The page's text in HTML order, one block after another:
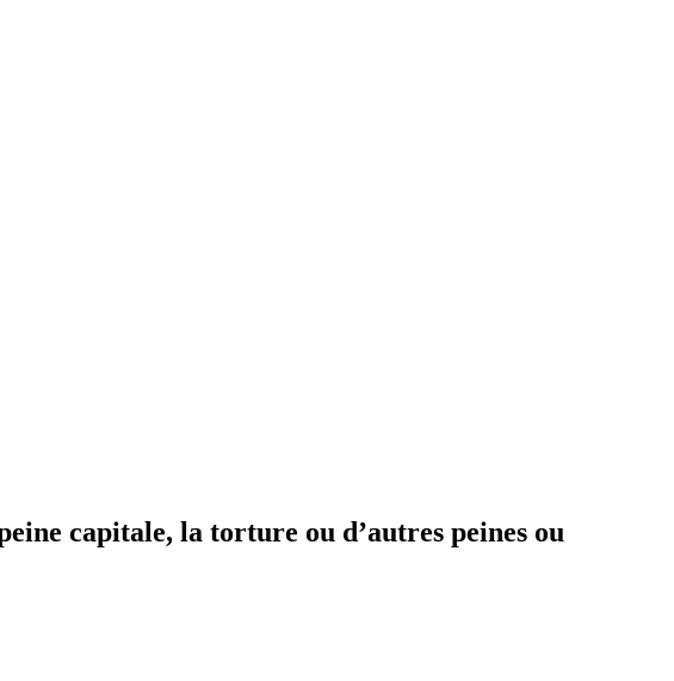
capitale, la torture ou d’autres peines ou